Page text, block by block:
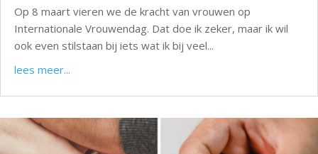
Op 8 maart vieren we de kracht van vrouwen op
Internationale Vrouwendag. Dat doe ik zeker, maar ik wil
ook even stilstaan bij iets wat ik bij veel...
lees meer...